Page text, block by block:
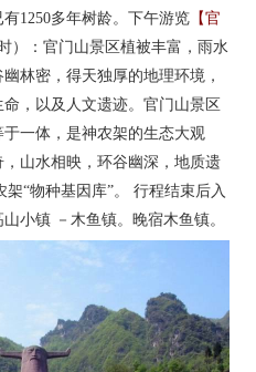
1250多年树龄。下午游览 【官
）：官门山景区植被丰富，雨水
林密，得天独厚的地理环境，
，以及人文遗迹。官门山景区
一体，是神农架的生态大观
山水相映，环谷幽深，地质遗
“物种基因库”。 行程结束后入
小镇 －木鱼镇。晚宿木鱼镇。